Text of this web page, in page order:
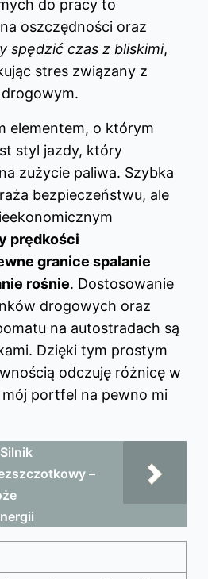
do pracy to
oszczędności oraz
spędzić czas z bliskimi,
stres związany z
elementem, o którym
styl jazdy, który
zużycie paliwa. Szybka
bezpieczeństwu, ale
prędkości
granice spalanie
rośnie. Dostosowanie
drogowych oraz
na autostradach są
Dzięki tym prostym
odczuję różnicę w
portfel na pewno mi
Silnik
–